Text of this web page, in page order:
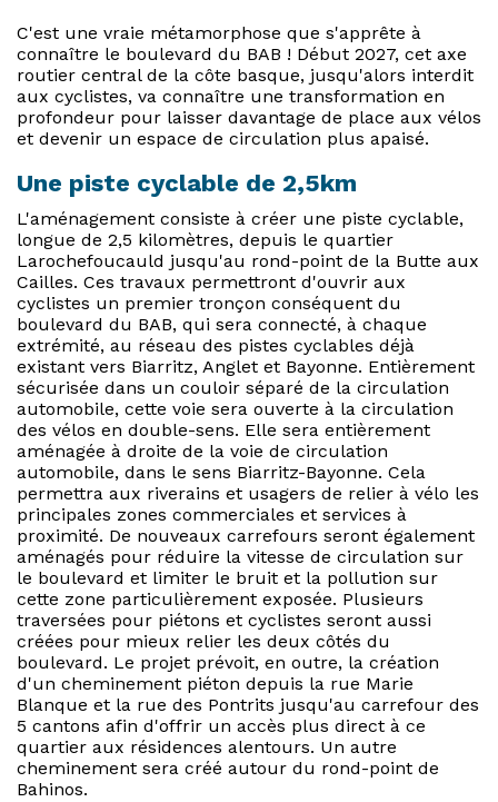
C'est une vraie métamorphose que s'apprête à
connaître le boulevard du BAB ! Début 2027, cet axe
routier central de la côte basque, jusqu'alors interdit
aux cyclistes, va connaître une transformation en
profondeur pour laisser davantage de place aux vélos
et devenir un espace de circulation plus apaisé.
Une piste cyclable de 2,5km
L'aménagement consiste à créer une piste cyclable,
longue de 2,5 kilomètres, depuis le quartier
Larochefoucauld jusqu'au rond-point de la Butte aux
Cailles. Ces travaux permettront d'ouvrir aux
cyclistes un premier tronçon conséquent du
boulevard du BAB, qui sera connecté, à chaque
extrémité, au réseau des pistes cyclables déjà
existant vers Biarritz, Anglet et Bayonne. Entièrement
sécurisée dans un couloir séparé de la circulation
automobile, cette voie sera ouverte à la circulation
des vélos en double-sens. Elle sera entièrement
aménagée à droite de la voie de circulation
automobile, dans le sens Biarritz-Bayonne. Cela
permettra aux riverains et usagers de relier à vélo les
principales zones commerciales et services à
proximité. De nouveaux carrefours seront également
aménagés pour réduire la vitesse de circulation sur
le boulevard et limiter le bruit et la pollution sur
cette zone particulièrement exposée. Plusieurs
traversées pour piétons et cyclistes seront aussi
créées pour mieux relier les deux côtés du
boulevard. Le projet prévoit, en outre, la création
d'un cheminement piéton depuis la rue Marie
Blanque et la rue des Pontrits jusqu'au carrefour des
5 cantons afin d'offrir un accès plus direct à ce
quartier aux résidences alentours. Un autre
cheminement sera créé autour du rond-point de
Bahinos.